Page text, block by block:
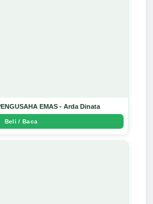
EMAS - Arda Dinata
Beli / Baca